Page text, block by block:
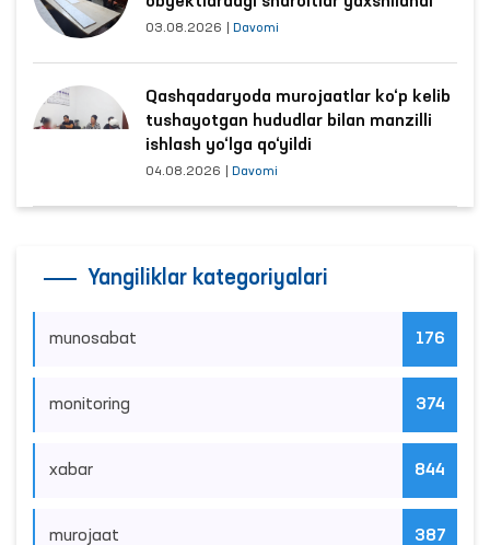
03.08.2026 Davomi
Qashqadaryoda murojaatlar ko‘p kelib
tushayotgan hududlar bilan manzilli
ishlash yo‘lga qo‘yildi
04.08.2026 Davomi
Yangiliklar kategoriyalari
munosabat 176
monitoring 374
xabar 844
murojaat 387